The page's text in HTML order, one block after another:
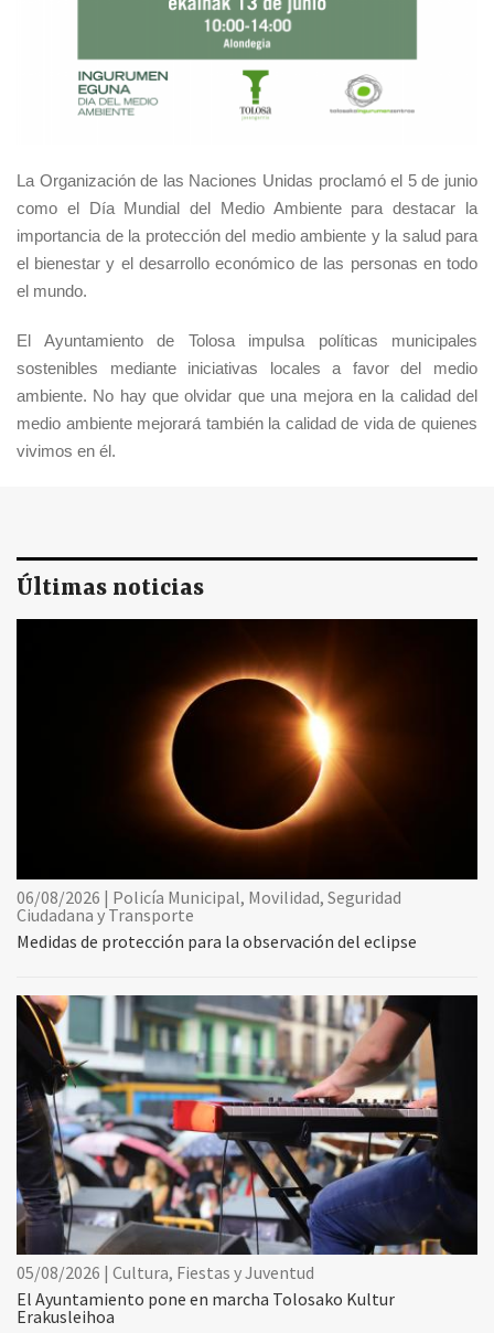
La Organización de las Naciones Unidas proclamó el 5 de junio
como el Día Mundial del Medio Ambiente para destacar la
importancia de la protección del medio ambiente y la salud para
el bienestar y el desarrollo económico de las personas en todo
el mundo.
El Ayuntamiento de Tolosa impulsa políticas municipales
sostenibles mediante iniciativas locales a favor del medio
ambiente. No hay que olvidar que una mejora en la calidad del
medio ambiente mejorará también la calidad de vida de quienes
vivimos en él.
Últimas noticias
06/08/2026 | Policía Municipal, Movilidad, Seguridad
Ciudadana y Transporte
Medidas de protección para la observación del eclipse
05/08/2026 | Cultura, Fiestas y Juventud
El Ayuntamiento pone en marcha Tolosako Kultur
Erakusleihoa